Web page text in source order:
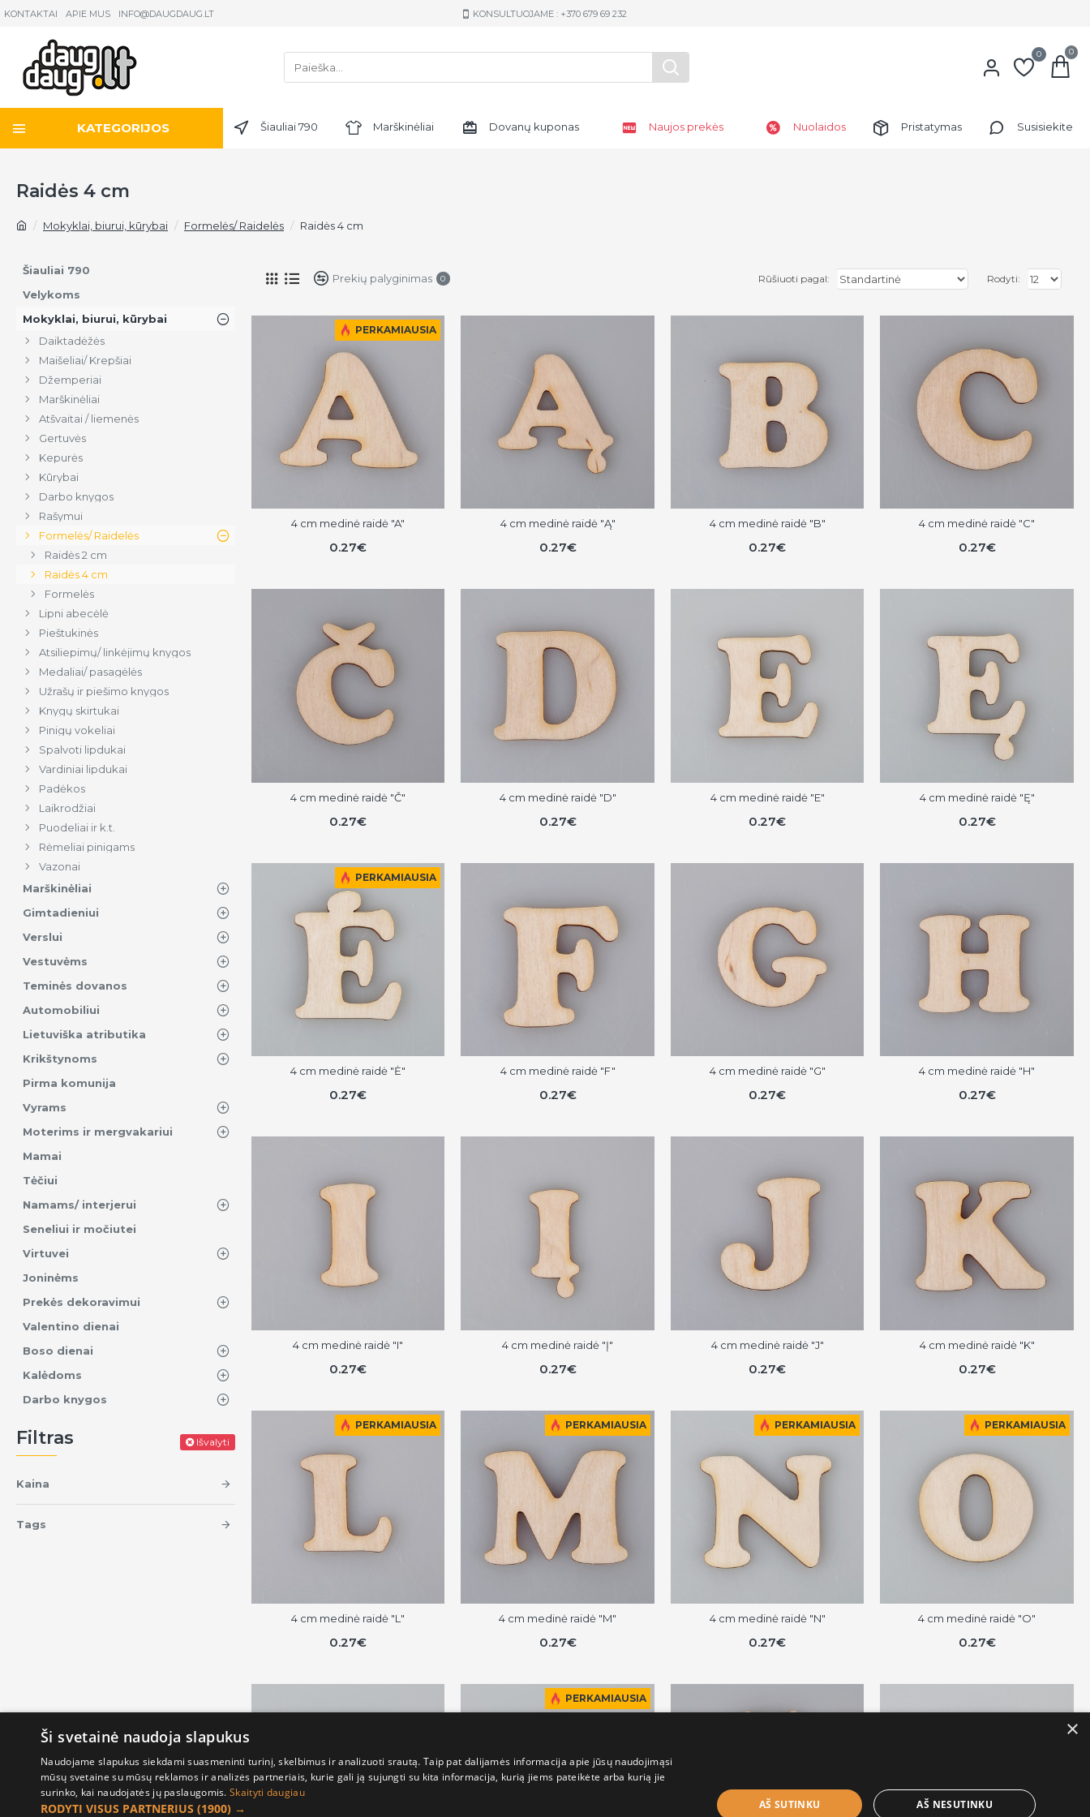
KONTAKTAI APIE MUS INFO@DAUGDAUG.LT KONSULTUOJAME : +370 679 69 232
0 0
KATEGORIJOS Šiauliai 790 Marškinėliai Dovanų kuponas Naujos prekės Nuolaidos Pristatymas Susisiekite
Mokyklai, biurui, kūrybai Formelės/ Raidelės Raidės 4 cm
Raidės 4 cm
Šiauliai 790
Velykoms
Mokyklai, biurui, kūrybai
Daiktadėžės
Maišeliai/ Krepšiai
Džemperiai
Marškinėliai
Atšvaitai / liemenės
Gertuvės
Kepurės
Kūrybai
Darbo knygos
Rašymui
Formelės/ Raidelės
Raidės 2 cm
Raidės 4 cm
Formelės
Lipni abecėlė
Pieštukinės
Atsiliepimų/ linkėjimų knygos
Medaliai/ pasagėlės
Užrašų ir piešimo knygos
Knygų skirtukai
Pinigų vokeliai
Spalvoti lipdukai
Vardiniai lipdukai
Padėkos
Laikrodžiai
Puodeliai ir k.t.
Rėmeliai pinigams
Vazonai
Marškinėliai
Gimtadieniui
Verslui
Vestuvėms
Teminės dovanos
Automobiliui
Lietuviška atributika
Krikštynoms
Pirma komunija
Vyrams
Moterims ir mergvakariui
Mamai
Tėčiui
Namams/ interjerui
Seneliui ir močiutei
Virtuvei
Joninėms
Prekės dekoravimui
Valentino dienai
Boso dienai
Kalėdoms
Darbo knygos
Filtras Išvalyti
Kaina
Tags
Prekių palyginimas 0 Rūšiuoti pagal: Rodyti:
PERKAMIAUSIA
4 cm medinė raidė "A"
0.27€
4 cm medinė raidė "Ą"
0.27€
4 cm medinė raidė "B"
0.27€
4 cm medinė raidė "C"
0.27€
4 cm medinė raidė "Č"
0.27€
4 cm medinė raidė "D"
0.27€
4 cm medinė raidė "E"
0.27€
4 cm medinė raidė "Ę"
0.27€
PERKAMIAUSIA
4 cm medinė raidė "Ė"
0.27€
4 cm medinė raidė "F"
0.27€
4 cm medinė raidė "G"
0.27€
4 cm medinė raidė "H"
0.27€
4 cm medinė raidė "I"
0.27€
4 cm medinė raidė "Į"
0.27€
4 cm medinė raidė "J"
0.27€
4 cm medinė raidė "K"
0.27€
PERKAMIAUSIA
4 cm medinė raidė "L"
0.27€
PERKAMIAUSIA
4 cm medinė raidė "M"
0.27€
PERKAMIAUSIA
4 cm medinė raidė "N"
0.27€
PERKAMIAUSIA
4 cm medinė raidė "O"
0.27€
PERKAMIAUSIA
×
Ši svetainė naudoja slapukus
Naudojame slapukus siekdami suasmeninti turinį, skelbimus ir analizuoti srautą. Taip pat dalijamės informacija apie jūsų naudojimąsi
mūsų svetaine su mūsų reklamos ir analizės partneriais, kurie gali ją sujungti su kita informacija, kurią jiems pateikėte arba kurią jie
surinko, kai naudojatės jų paslaugomis.Skaityti daugiau
RODYTI VISUS PARTNERIUS (1900) → AŠ SUTINKU AŠ NESUTINKU